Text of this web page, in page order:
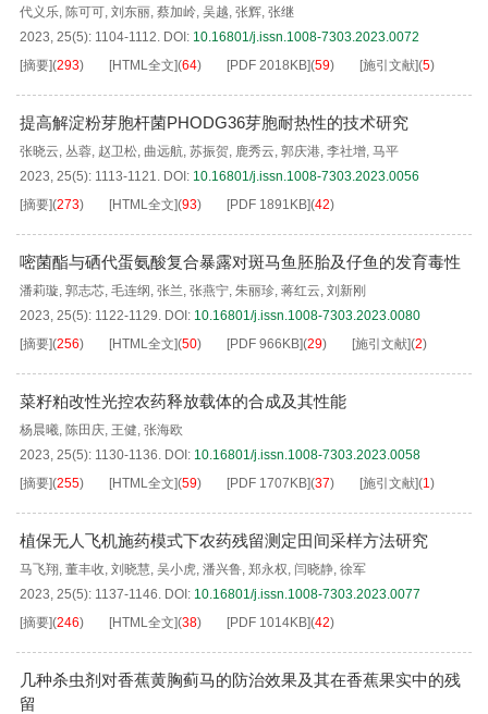
代义乐, 陈可可, 刘东丽, 蔡加岭, 吴越, 张辉, 张继
2023, 25(5): 1104-1112. DOI: 10.16801/j.issn.1008-7303.2023.0072
[摘要](293) [HTML全文](64) [PDF 2018KB](59) [施引文献](5)
提高解淀粉芽胞杆菌PHODG36芽胞耐热性的技术研究
张晓云, 丛蓉, 赵卫松, 曲远航, 苏振贺, 鹿秀云, 郭庆港, 李社增, 马平
2023, 25(5): 1113-1121. DOI: 10.16801/j.issn.1008-7303.2023.0056
[摘要](273) [HTML全文](93) [PDF 1891KB](42)
嘧菌酯与硒代蛋氨酸复合暴露对斑马鱼胚胎及仔鱼的发育毒性
潘莉璇, 郭志芯, 毛连纲 , 张兰, 张燕宁, 朱丽珍, 蒋红云, 刘新刚
2023, 25(5): 1122-1129. DOI: 10.16801/j.issn.1008-7303.2023.0080
[摘要](256) [HTML全文](50) [PDF 966KB](29) [施引文献](2)
菜籽粕改性光控农药释放载体的合成及其性能
杨晨曦, 陈田庆, 王健, 张海欧
2023, 25(5): 1130-1136. DOI: 10.16801/j.issn.1008-7303.2023.0058
[摘要](255) [HTML全文](59) [PDF 1707KB](37) [施引文献](1)
植保无人飞机施药模式下农药残留测定田间采样方法研究
马飞翔, 董丰收, 刘晓慧, 吴小虎, 潘兴鲁, 郑永权, 闫晓静, 徐军
2023, 25(5): 1137-1146. DOI: 10.16801/j.issn.1008-7303.2023.0077
[摘要](246) [HTML全文](38) [PDF 1014KB](42)
几种杀虫剂对香蕉黄胸蓟马的防治效果及其在香蕉果实中的残
留